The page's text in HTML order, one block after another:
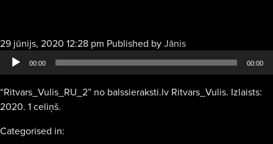
29 jūnijs, 2020 12:28 pm Published byJānisAudio
atskaņotājs
00:00 00:00
“Ritvars_Vulis_RU_2” no balssieraksti.lv Ritvars_Vulis. Izlaists:
2020. 1 celiņš.
Categorised in: